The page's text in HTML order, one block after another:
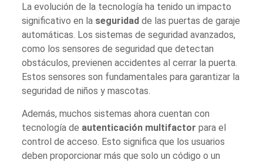
La evolución de la tecnología ha tenido un impacto
significativo en la seguridad de las puertas de garaje
automáticas. Los sistemas de seguridad avanzados,
como los sensores de seguridad que detectan
obstáculos, previenen accidentes al cerrar la puerta.
Estos sensores son fundamentales para garantizar la
seguridad de niños y mascotas.
Además, muchos sistemas ahora cuentan con
tecnología de autenticación multifactor para el
control de acceso. Esto significa que los usuarios
deben proporcionar más que solo un código o un